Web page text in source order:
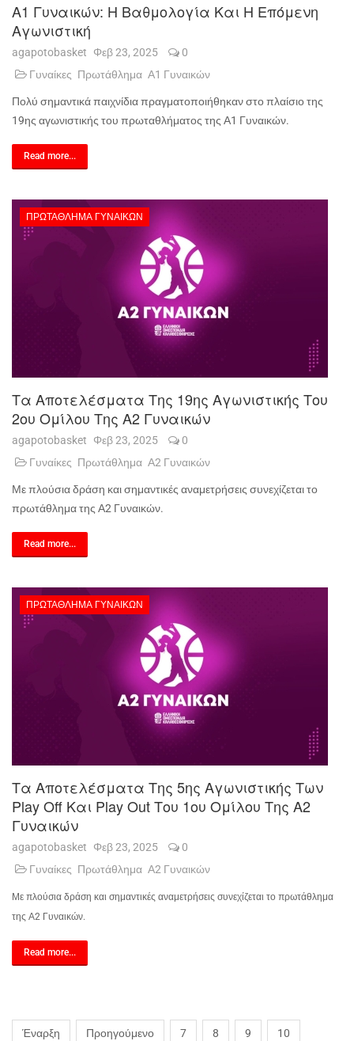
Α1 Γυναικών: Η Βαθμολογία Και Η Επόμενη
Αγωνιστική
agapotobasket Φεβ 23, 2025
0
Γυναίκες Πρωτάθλημα Α1 Γυναικών
Πολύ σημαντικά παιχνίδια πραγματοποιήθηκαν στο πλαίσιο της
19ης αγωνιστικής του πρωταθλήματος της Α1 Γυναικών.
Read more...
ΠΡΩΤΆΘΛΗΜΑ ΓΥΝΑΙΚΏΝ
Τα Αποτελέσματα Της 19ης Αγωνιστικής Του
2ου Ομίλου Της Α2 Γυναικών
agapotobasket Φεβ 23, 2025
0
Γυναίκες Πρωτάθλημα Α2 Γυναικών
Με πλούσια δράση και σημαντικές αναμετρήσεις συνεχίζεται το
πρωτάθλημα της Α2 Γυναικών.
Read more...
ΠΡΩΤΆΘΛΗΜΑ ΓΥΝΑΙΚΏΝ
Τα Αποτελέσματα Της 5ης Αγωνιστικής Των
Play Off Και Play Out Του 1ου Ομίλου Της Α2
Γυναικών
agapotobasket Φεβ 23, 2025
0
Γυναίκες Πρωτάθλημα Α2 Γυναικών
Με πλούσια δράση και σημαντικές αναμετρήσεις συνεχίζεται το πρωτάθλημα
της Α2 Γυναικών.
Read more...
Έναρξη Προηγούμενο 7 8 9 10